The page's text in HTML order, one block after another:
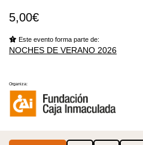
5,00€
Este evento forma parte de:
NOCHES DE VERANO 2026
Organiza: